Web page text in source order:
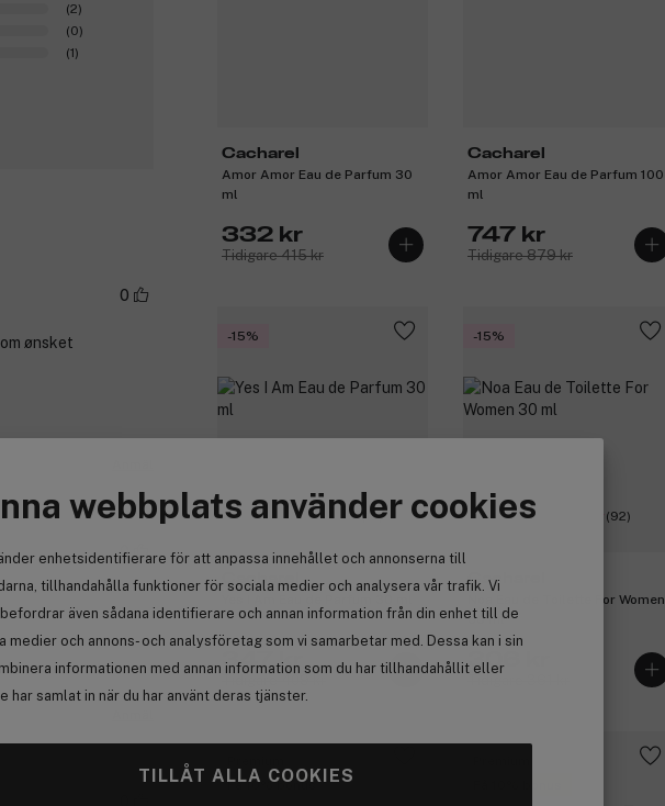
webbplats använder cookies
enhetsidentifierare för att anpassa innehållet och annonserna till
tillhandahålla funktioner för sociala medier och analysera vår trafik. Vi
även sådana identifierare och annan information från din enhet till de
medier och annons- och analysföretag som vi samarbetar med. Dessa kan i sin
informationen med annan information som du har tillhandahållit eller
har samlat in när du har använt deras tjänster.
TILLÅT ALLA COOKIES
Cacharel
Amor Amor Eau de Parfum 30
ml
332 kr
Tidigare 415 kr
Cacharel
Amor Amor Eau de Parfum 100
ml
747 kr
Tidigare 879 kr
-15%
(19)
Cacharel
347 kr
-15%
(92)
Cacharel
Noa Eau de Toilette For Women
30 ml
306 kr
Få 10% bonus
(2)
(0)
(1)
0
ønsket
0